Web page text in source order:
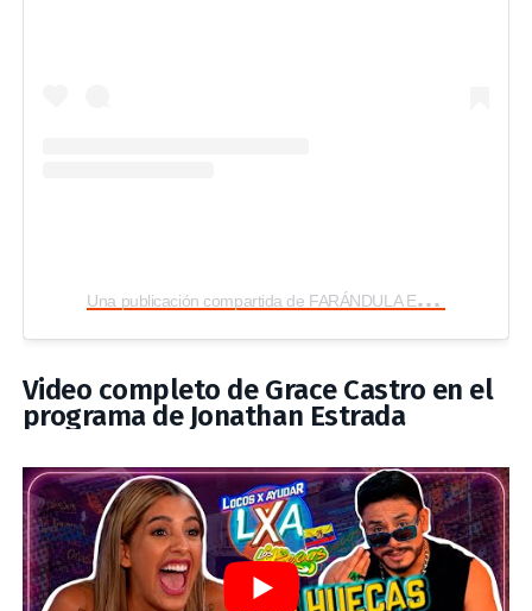
U
na publicación compartida de FARÁNDULA ECUATORIANA (@farandulatv.ec)
Video completo de Grace Castro en el
programa de Jonathan Estrada